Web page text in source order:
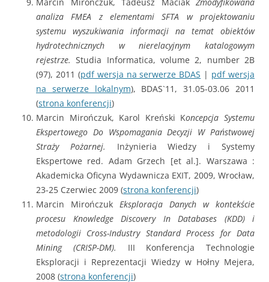
analiza FMEA z elementami SFTA w projektowaniu
systemu wyszukiwania informacji na temat obiektów
hydrotechnicznych w nierelacyjnym katalogowym
rejestrze.Studia Informatica, volume 2, number 2B
(97), 2011 (pdf wersja na serwerze BDAS | pdf wersja
na serwerze lokalnym), BDAS`11, 31.05-03.06 2011
(strona konferencji)
Marcin Mirończuk, Karol Kreński Koncepcja Systemu
Ekspertowego Do Wspomagania Decyzji W Państwowej
Straży Pożarnej. Inżynieria Wiedzy i Systemy
Ekspertowe red. Adam Grzech [et al.]. Warszawa :
Akademicka Oficyna Wydawnicza EXIT, 2009, Wrocław,
23-25 Czerwiec 2009 (strona konferencji)
Marcin Mirończuk Eksploracja Danych w kontekście
procesu Knowledge Discovery In Databases (KDD) i
metodologii Cross-Industry Standard Process for Data
Mining (CRISP-DM). III Konferencja Technologie
Eksploracji i Reprezentacji Wiedzy w Hołny Mejera,
2008 (strona konferencji)